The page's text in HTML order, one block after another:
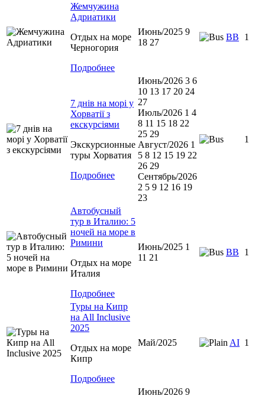
Жемчужина
Адриатики
Отдых на море
Черногория
Подробнее
Июнь/2025 9
18 27
BB 1
7 днів на морі у
Хорватії з
екскурсіями
Экскурсионные
туры Хорватия
Подробнее
Июнь/2026 3 6
10 13 17 20 24
27
Июль/2026 1 4
8 11 15 18 22
25 29
Август/2026 1
5 8 12 15 19 22
26 29
Сентябрь/2026
2 5 9 12 16 19
23
1
Автобусный
тур в Италию: 5
ночей на море в
Римини
Отдых на море
Италия
Подробнее
Июнь/2025 1
11 21
ВВ 1
Туры на Кипр
на All Inclusive
2025
Отдых на море
Кипр
Подробнее
Май/2025 AI 1
Июнь/2026 9